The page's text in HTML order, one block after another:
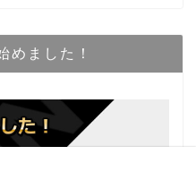
めました！